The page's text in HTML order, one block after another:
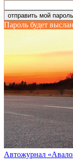
Пароль будет
Автожурнал